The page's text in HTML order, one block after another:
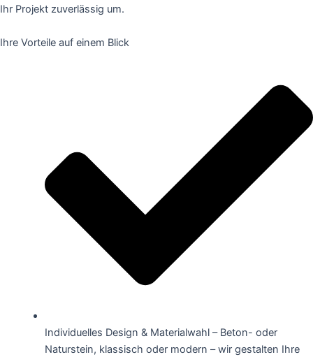
Ihr Projekt zuverlässig um.
Ihre Vorteile auf einem Blick
Individuelles Design & Materialwahl – Beton- oder
Naturstein, klassisch oder modern – wir gestalten Ihre